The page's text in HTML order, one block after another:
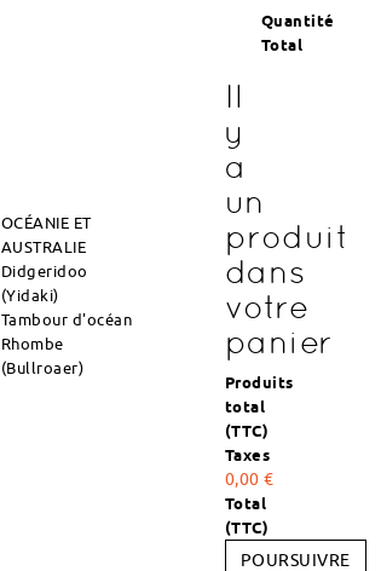
OCÉANIE ET
AUSTRALIE
Didgeridoo
(Yidaki)
Tambour d'océan
Rhombe
(Bullroaer)
Quantité
Total
Il
y
a
un
produit
dans
votre
panier
Produits
total
(TTC)
Taxes
0,00 €
Total
(TTC)
POURSUIVRE